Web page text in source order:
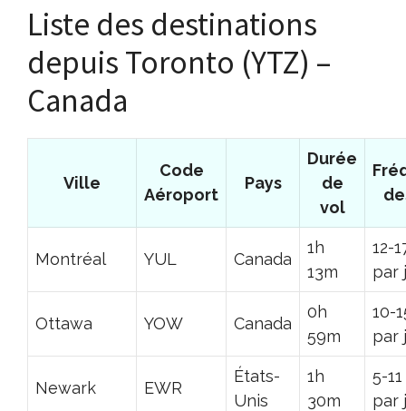
Liste des destinations
depuis Toronto (YTZ) –
Canada
Ville
Code
Aéroport
Pays
Durée
de
vol
Montréal YUL Canada
1h
13m
12-
par
Ottawa YOW Canada
0h
59m
10-
par
Newark EWR
États-
Unis
1h
30m
5-
par